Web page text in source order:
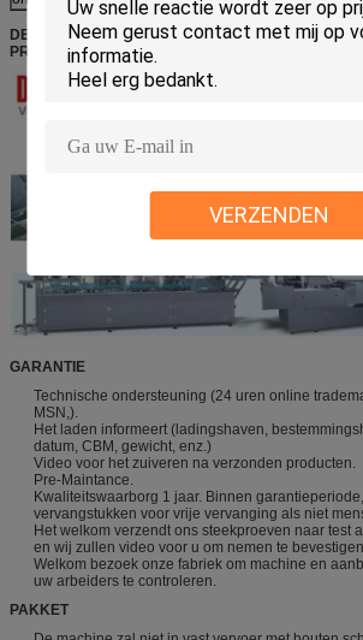
VERZENDEN
DEZE MACHINE KAN AAN CARTONNING-
PRODUCTIELIJN TE VESTIGEN
GARANTIE
Technische ondersteuning (24 uren online
MSN,).
Het laden informeert (ladingshaven,
datum, CBM, gewicht, enz.)
Video voor het zuiveren na verzonden producten.
Pre-Maintance.
Kwaliteitswaarborg 1 jaar. Binnen
vervangstukken voor vrije vervanging als niet
Het welkom verzendt ons steekproeven naar test
en wij zullen video voor u om nemen te
Welkom bezoek onze fabriek om machine en
uw arbeiders te controleren.
PAKKET